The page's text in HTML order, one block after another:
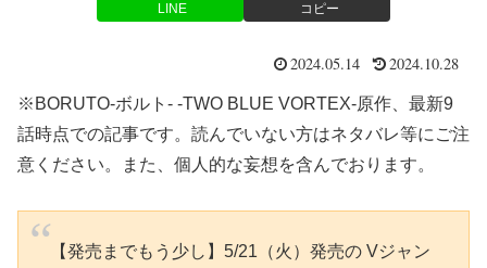
LINE コピー
2024.05.14 2024.10.28
※BORUTO-ボルト- -TWO BLUE VORTEX-原作、最新9
話時点での記事です。読んでいない方はネタバレ等にご注
意ください。また、個人的な妄想を含んでおります。
【発売までもう少し】5/21（火）発売の Vジャン